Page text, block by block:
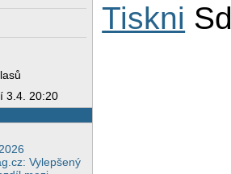
3.4. 20:20
Vylepšený
Tiskni